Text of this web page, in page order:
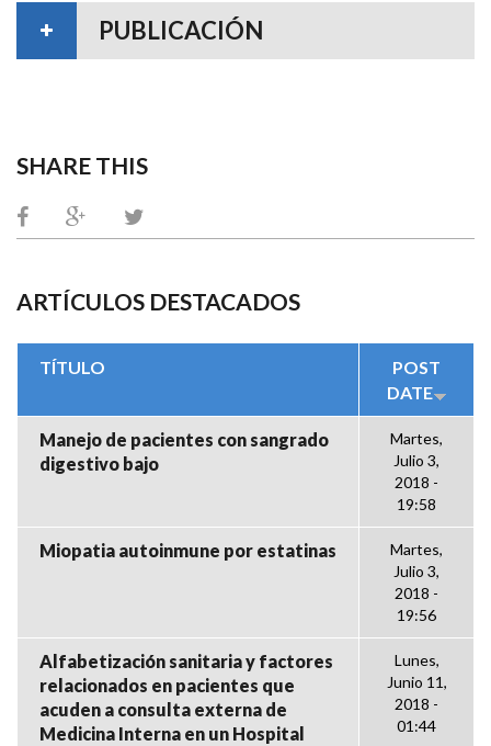
PUBLICACIÓN
SHARE THIS
ARTÍCULOS DESTACADOS
TÍTULO
POST
DATE
Manejo de pacientes con sangrado
digestivo bajo
Martes,
Julio 3,
2018 -
19:58
Miopatia autoinmune por estatinas
Martes,
Julio 3,
2018 -
19:56
Alfabetización sanitaria y factores
relacionados en pacientes que
acuden a consulta externa de
Medicina Interna en un Hospital
Lunes,
Junio 11,
2018 -
01:44